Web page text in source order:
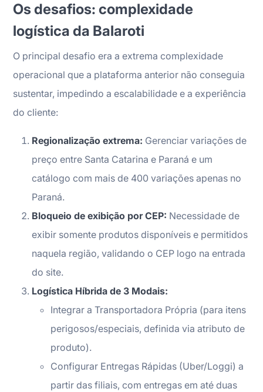
Os desafios: complexidade
logística da Balaroti
O principal desafio era a extrema complexidade
operacional que a plataforma anterior não conseguia
sustentar, impedindo a escalabilidade e a experiência
do cliente:
Regionalização extrema: Gerenciar variações de
preço entre Santa Catarina e Paraná e um
catálogo com mais de 400 variações apenas no
Paraná.
Bloqueio de exibição por CEP: Necessidade de
exibir somente produtos disponíveis e permitidos
naquela região, validando o CEP logo na entrada
do site.
Logística Híbrida de 3 Modais:
Integrar a Transportadora Própria (para itens
perigosos/especiais, definida via atributo de
produto).
Configurar Entregas Rápidas (Uber/Loggi) a
partir das filiais, com entregas em até duas